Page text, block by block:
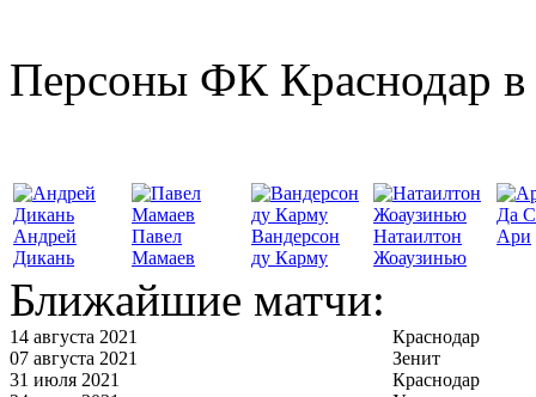
Персоны ФК Краснодар в
Андрей
Дикань
Павел
Мамаев
Вандерсон
ду Карму
Натаилтон
Жоаузинью
Да
Ари
Ближайшие матчи:
14 августа 2021
Краснодар
07 августа 2021
Зенит
31 июля 2021
Краснодар